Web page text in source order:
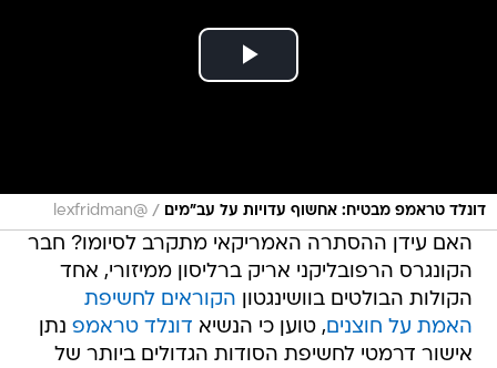
דונלד טראמפ מבטיח: אחשוף עדויות על עב"מים /
@lexfridman
האם עידן ההסתרה האמריקאי מתקרב לסיומו? חבר
הקונגרס הרפובליקני אריק ברליסון ממיזורי, אחד
הקולות הבולטים בוושינגטון הקוראים לחשיפת
האמת על חוצנים, טוען כי הנשיא דונלד טראמפ נתן
אישור דרמטי לחשיפת הסודות הגדולים ביותר של